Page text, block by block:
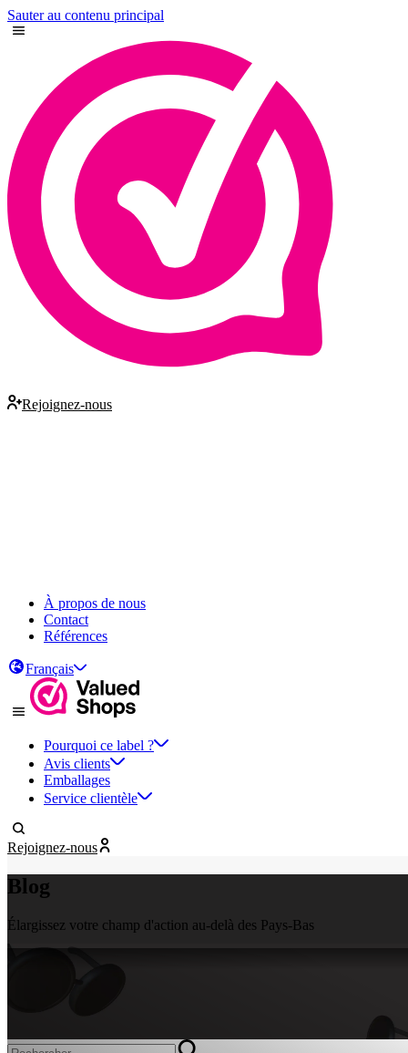
Sauter au contenu principal
Rejoignez-nous
À propos de nous
Contact
Références
Français
Pourquoi ce label ?
Avis clients
Emballages
Service clientèle
Rejoignez-nous
Blog
Élargissez votre champ d'action au-delà des Pays-Bas